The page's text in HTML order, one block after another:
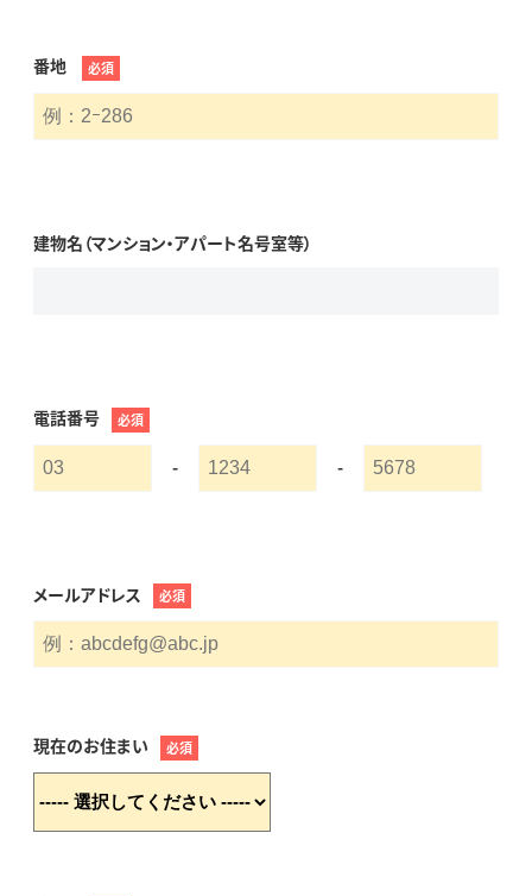
番地 必須
建物名（マンション・アパート名号室等）
電話番号 必須
- -
メールアドレス 必須
現在のお住まい 必須